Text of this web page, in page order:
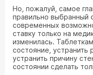
Но, пожалуй, самое
правильно выбранный
современных
ставку только на
изменилась.
состояние,
устранить причину
состоянии сделать